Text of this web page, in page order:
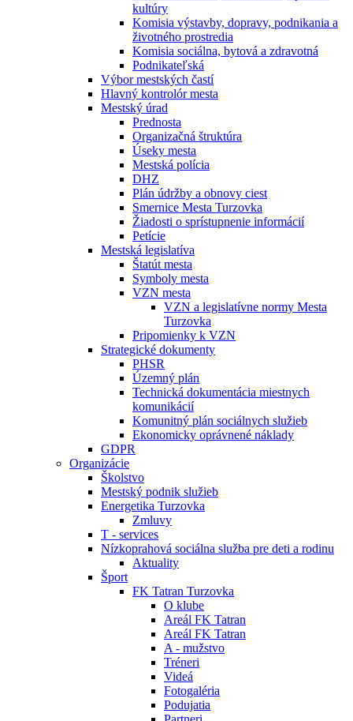
kultúry
Komisia výstavby, dopravy, podnikania a
životného prostredia
Komisia sociálna, bytová a zdravotná
Podnikateľská
Výbor mestských častí
Hlavný kontrolór mesta
Mestský úrad
Prednosta
Organizačná štruktúra
Úseky mesta
Mestská polícia
DHZ
Plán údržby a obnovy ciest
Smernice Mesta Turzovka
Žiadosti o sprístupnenie informácií
Petície
Mestská legislatíva
Štatút mesta
Symboly mesta
VZN mesta
VZN a legislatívne normy Mesta
Turzovka
Pripomienky k VZN
Strategické dokumenty
PHSR
Územný plán
Technická dokumentácia miestnych
komunikácií
Komunitný plán sociálnych služieb
Ekonomicky oprávnené náklady
GDPR
Organizácie
Školstvo
Mestský podnik služieb
Energetika Turzovka
Zmluvy
T - services
Nízkoprahová sociálna služba pre deti a rodinu
Aktuality
Šport
FK Tatran Turzovka
O klube
Areál FK Tatran
Areál FK Tatran
A - mužstvo
Tréneri
Videá
Fotogaléria
Podujatia